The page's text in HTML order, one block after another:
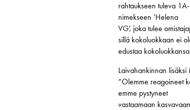
rahtaukseen tuleva
nimekseen ’Helena
VG’, joka tulee
sillä kokoluokkaan ei
edustaa
Laivahankinnan
”Olemme reagoineet
emme pystyneet
vastaamaan